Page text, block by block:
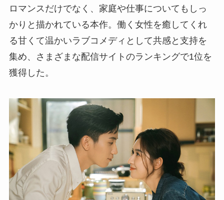
ロマンスだけでなく、家庭や仕事についてもしっ
かりと描かれている本作。働く女性を癒してくれ
る甘くて温かいラブコメディとして共感と支持を
集め、さまざまな配信サイトのランキングで1位を
獲得した。